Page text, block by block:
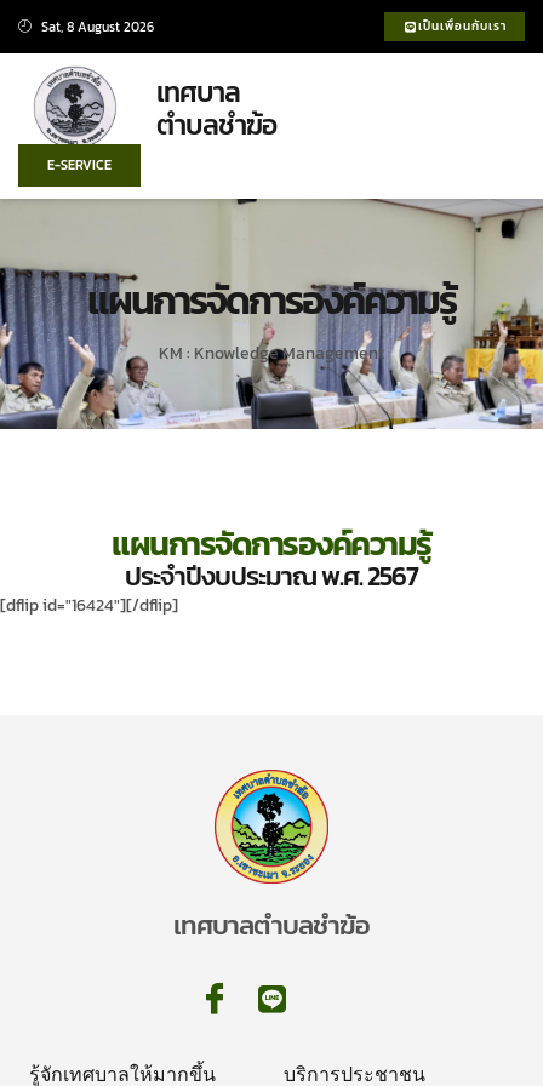
Sat, 8 August 2026 เป็นเพื่อนกับเรา
เทศบาล
ตำบลชำฆ้อ
E-SERVICE
แผนการจัดการองค์ความรู้
KM : Knowledge Management
แผนการจัดการองค์ความรู้
ประจำปีงบประมาณ พ.ศ. 2567
[dflip id="16424"][/dflip]
เทศบาลตำบลชำฆ้อ
รู้จักเทศบาลให้มากขึ้น บริการประชาชน